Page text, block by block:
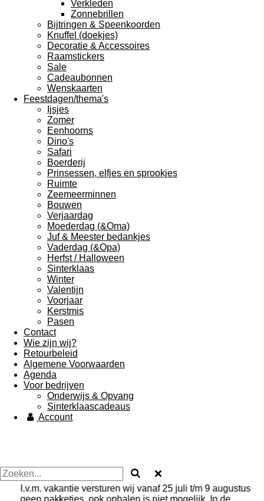
Verkleden
Zonnebrillen
Bijtringen & Speenkoorden
Knuffel (doekjes)
Decoratie & Accessoires
Raamstickers
Sale
Cadeaubonnen
Wenskaarten
Feestdagen/thema's
Ijsjes
Zomer
Eenhoorns
Dino's
Safari
Boerderij
Prinsessen, elfjes en sprookjes
Ruimte
Zeemeerminnen
Bouwen
Verjaardag
Moederdag (&Oma)
Juf & Meester bedankjes
Vaderdag (&Opa)
Herfst / Halloween
Sinterklaas
Winter
Valentijn
Voorjaar
Kerstmis
Pasen
Contact
Wie zijn wij?
Retourbeleid
Algemene Voorwaarden
Agenda
Voor bedrijven
Onderwijs & Opvang
Sinterklaascadeaus
Account
I.v.m. vakantie versturen wij vanaf 25 juli t/m 9 augustus
geen pakketjes, ook ophalen is niet mogelijk. In de